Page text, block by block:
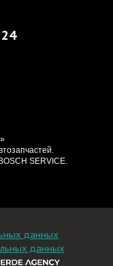
SERVICE.
данных
данных